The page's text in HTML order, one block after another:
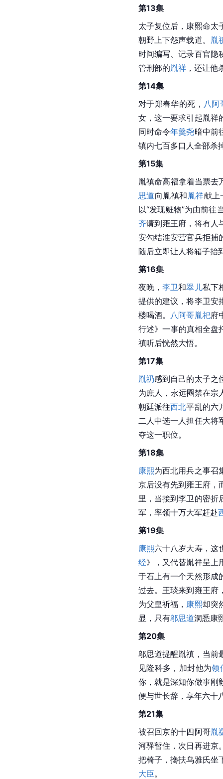
第13集
太子复位后，康熙命太
朝野上下怨声载道。
胤
时间编写、记录百官隐
管刑部的胤祥 ，还让他
第14集
对于郑春华的死， 八阿
女，这一要求引起胤祥
同时命令年羹尧暗中前
镇内七百多口人全部杀
第15集
胤禛命高福拿着当票去
思道向胤禛和 胤祥献上
以“发现赃物”为由前往
齐请到雍王府，将有人
安勾结淮安营官兵拒捕
随后立即让人将箱子抬
第16集
夜晚，李卫和翠儿私下
提供的建议，将李卫安
楼喝酒。 八阿哥胤祀府
行述》一事的真相全盘
禛听后恍然大悟。
第17集
胤礽感到自己的太子之
为庶人，永远圈禁在宗
朝廷派往西北平乱的六
二人中选一人担任大将
夺这一职位。
第18集
康熙为西北用兵之事召
京后没有先到雍王府，
里，当接到李卫的密折
军，率领十万大军赶赴
第19集
康熙六十八岁大寿，这
经》，又代替胤祥呈上
于石上有一个天然形成
过去。王琰来到雍王府
为父皇祈福， 康熙却突
显，只有邬思道洞悉康
第20集
邬思道提醒胤禛，当前
见隆科多，加封他为领
你，就是深知你做事刚
便与世长辞，享年六十
第21集
被召回京的十四阿哥胤
河驿暂住，次日再进京
把椅子，搀扶乌雅氏坐
大臣。